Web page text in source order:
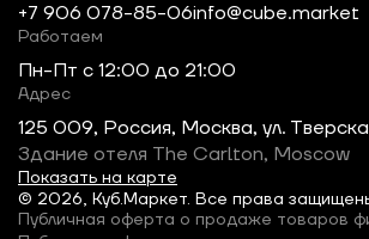
© 2026, Куб.Маркет. Все права
+7 906 078-85-06info@cube.market
Работаем
Пн-Пт c 12:00 до 21:00
Адрес
125 009, Россия, Москва, ул.
Здание отеля The Carlton, Moscow
Показать на карте
Публичная оферта о продаже товаров